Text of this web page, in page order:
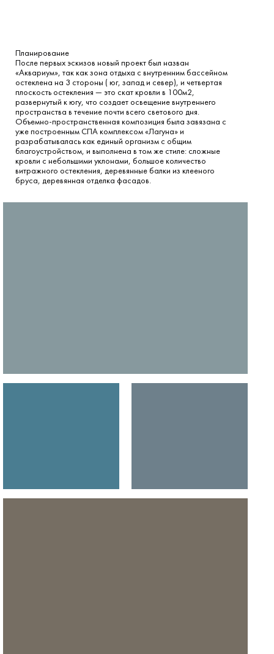
Планирование
После первых эскизов новый проект был назван
«Аквариум», так как зона отдыха с внутренним бассейном
остеклена на 3 стороны ( юг, запад и север), и четвертая
плоскость остекления — это скат кровли в 100м2,
развернутый к югу, что создает освещение внутреннего
пространства в течение почти всего светового дня.
Объемно-пространственная композиция была завязана с
уже построенным СПА комплексом «Лагуна» и
разрабатывалась как единый организм с общим
благоустройством, и выполнена в том же стиле: сложные
кровли с небольшими уклонами, большое количество
витражного остекления, деревянные балки из клееного
бруса, деревянная отделка фасадов.